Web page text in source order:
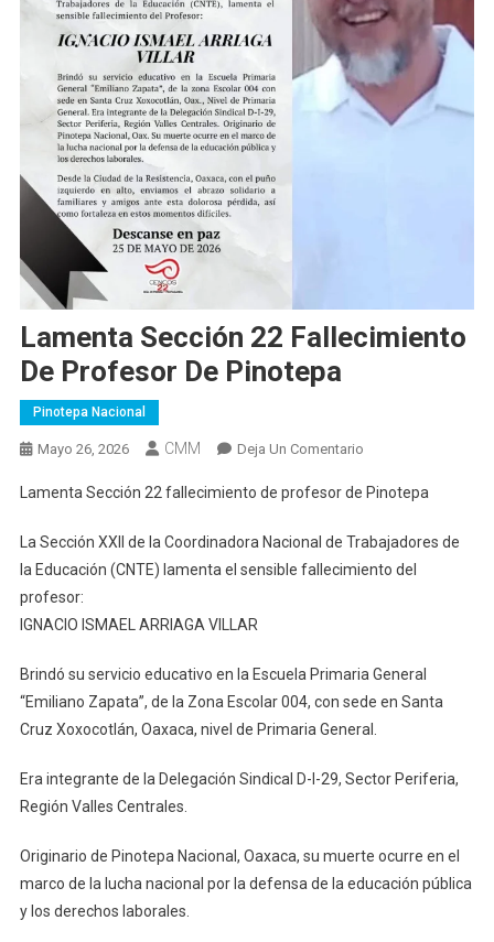
Lamenta Sección 22 Fallecimiento
De Profesor De Pinotepa
Pinotepa Nacional
Mayo 26, 2026 CMM Deja Un ComentarioEn
Sección
Fallecimiento
De
Lamenta Sección 22 fallecimiento de profesor de Pinotepa
La Sección XXII de la Coordinadora Nacional de Trabajadores de
la Educación (CNTE) lamenta el sensible fallecimiento del
profesor:
IGNACIO ISMAEL ARRIAGA VILLAR
Brindó su servicio educativo en la Escuela Primaria General
“Emiliano Zapata”, de la Zona Escolar 004, con sede en Santa
Cruz Xoxocotlán, Oaxaca, nivel de Primaria General.
Era integrante de la Delegación Sindical D-I-29, Sector Periferia,
Región Valles Centrales.
Originario de Pinotepa Nacional, Oaxaca, su muerte ocurre en el
marco de la lucha nacional por la defensa de la educación pública
y los derechos laborales.